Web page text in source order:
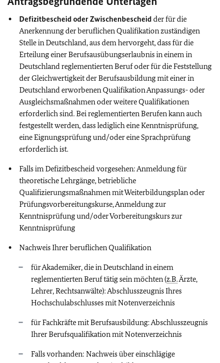
Defizitbescheid oder Zwischenbescheid der für die
Anerkennung der beruflichen Qualifikation zuständigen
Stelle in Deutschland, aus dem hervorgeht, dass für die
Erteilung einer Berufsausübungserlaubnis in einem in
Deutschland reglementierten Beruf oder für die Feststellung
der Gleichwertigkeit der Berufsausbildung mit einer in
Deutschland erworbenen Qualifikation Anpassungs- oder
Ausgleichsmaßnahmen oder weitere Qualifikationen
erforderlich sind. Bei reglementierten Berufen kann auch
festgestellt werden, dass lediglich eine Kenntnisprüfung,
eine Eignungsprüfung und/oder eine Sprachprüfung
erforderlich ist.
Falls im Defizitbescheid vorgesehen: Anmeldung für
theoretische Lehrgänge, betriebliche
Qualifizierungsmaßnahmen mit Weiterbildungsplan oder
Prüfungsvorbereitungskurse, Anmeldung zur
Kenntnisprüfung und/oder Vorbereitungskurs zur
Kenntnisprüfung
Nachweis Ihrer beruflichen Qualifikation
für Akademiker, die in Deutschland in einem
reglementierten Beruf tätig sein möchten (z.B.Ärzte,
Lehrer, Rechtsanwälte): Abschlusszeugnis Ihres
Hochschulabschlusses mit Notenverzeichnis
für Fachkräfte mit Berufsausbildung: Abschlusszeugnis
Ihrer Berufsqualifikation mit Notenverzeichnis
Falls vorhanden: Nachweis über einschlägige